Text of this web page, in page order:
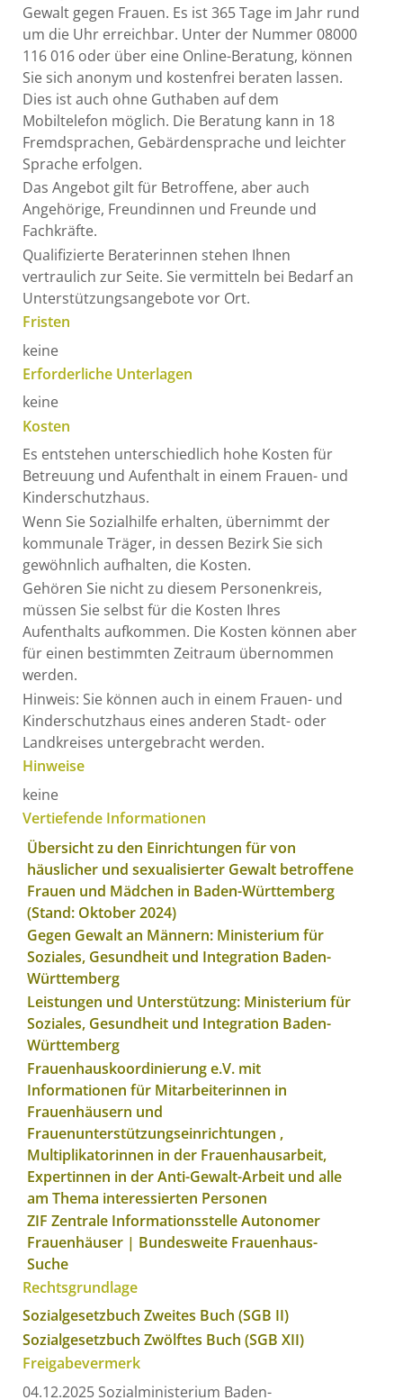
Gewalt gegen Frauen. Es ist 365 Tage im Jahr rund
um die Uhr erreichbar. Unter der Nummer 08000
116 016 oder über eine Online-Beratung, können
Sie sich anonym und kostenfrei beraten lassen.
Dies ist auch ohne Guthaben auf dem
Mobiltelefon möglich. Die Beratung kann in 18
Fremdsprachen, Gebärdensprache und leichter
Sprache erfolgen.
Das Angebot gilt für Betroffene, aber auch
Angehörige, Freundinnen und Freunde und
Fachkräfte.
Qualifizierte Beraterinnen stehen Ihnen
vertraulich zur Seite. Sie vermitteln bei Bedarf an
Unterstützungsangebote vor Ort.
Fristen
keine
Erforderliche Unterlagen
keine
Kosten
Es entstehen unterschiedlich hohe Kosten für
Betreuung und Aufenthalt in einem Frauen- und
Kinderschutzhaus.
Wenn Sie Sozialhilfe erhalten, übernimmt der
kommunale Träger, in dessen Bezirk Sie sich
gewöhnlich aufhalten, die Kosten.
Gehören Sie nicht zu diesem Personenkreis,
müssen Sie selbst für die Kosten Ihres
Aufenthalts aufkommen. Die Kosten können aber
für einen bestimmten Zeitraum übernommen
werden.
Hinweis: Sie können auch in einem Frauen- und
Kinderschutzhaus eines anderen Stadt- oder
Landkreises untergebracht werden.
Hinweise
keine
Vertiefende Informationen
Übersicht zu den Einrichtungen für von
häuslicher und sexualisierter Gewalt betroffene
Frauen und Mädchen in Baden-Württemberg
(Stand: Oktober 2024)
Gegen Gewalt an Männern: Ministerium für
Soziales, Gesundheit und Integration Baden-
Württemberg
Leistungen und Unterstützung: Ministerium für
Soziales, Gesundheit und Integration Baden-
Württemberg
Frauenhauskoordinierung e.V. mit
Informationen für Mitarbeiterinnen in
Frauenhäusern und
Frauenunterstützungseinrichtungen ,
Multiplikatorinnen in der Frauenhausarbeit,
Expertinnen in der Anti-Gewalt-Arbeit und alle
am Thema interessierten Personen
ZIF Zentrale Informationsstelle Autonomer
Frauenhäuser | Bundesweite Frauenhaus-
Suche
Rechtsgrundlage
Sozialgesetzbuch Zweites Buch (SGB II)
Sozialgesetzbuch Zwölftes Buch (SGB XII)
Freigabevermerk
04.12.2025 Sozialministerium Baden-